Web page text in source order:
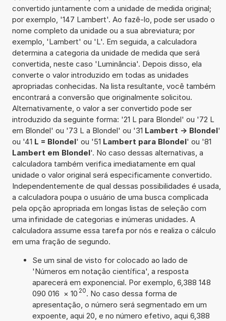
convertido juntamente com a unidade de medida original;
por exemplo, '147 Lambert'. Ao fazê-lo, pode ser usado o
nome completo da unidade ou a sua abreviatura; por
exemplo, 'Lambert' ou 'L'. Em seguida, a calculadora
determina a categoria da unidade de medida que será
convertida, neste caso 'Luminância'. Depois disso, ela
converte o valor introduzido em todas as unidades
apropriadas conhecidas. Na lista resultante, você também
encontrará a conversão que originalmente solicitou.
Alternativamente, o valor a ser convertido pode ser
introduzido da seguinte forma: '21 L para Blondel' ou '72 L
em Blondel' ou '73 L a Blondel' ou '31 Lambert -> Blondel'
ou '41 L = Blondel' ou '51 Lambert para Blondel' ou '81
Lambert em Blondel'. No caso dessas alternativas, a
calculadora também verifica imediatamente em qual
unidade o valor original será especificamente convertido.
Independentemente de qual dessas possibilidades é usada,
a calculadora poupa o usuário de uma busca complicada
pela opção apropriada em longas listas de seleção com
uma infinidade de categorias e inúmeras unidades. A
calculadora assume essa tarefa por nós e realiza o cálculo
em uma fração de segundo.
Se um sinal de visto for colocado ao lado de
'Números em notação científica', a resposta
aparecerá em exponencial. Por exemplo, 6,388 148
090 016 × 10 20. No caso dessa forma de
apresentação, o número será segmentado em um
expoente, aqui 20, e no número efetivo, aqui 6,388